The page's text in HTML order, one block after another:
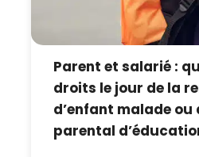
Parent et salarié :
droits le jour de la
d’enfant malade ou
parental